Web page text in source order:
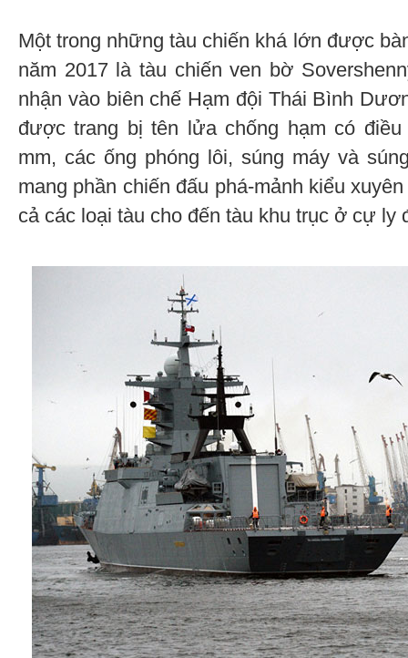
Một trong những tàu chiến khá lớn được
năm 2017 là tàu chiến ven bờ
nhận vào biên chế Hạm đội Thái Bình
được trang bị tên lửa chống hạm có
mm, các ống phóng lôi, súng máy và
mang phần chiến đấu phá-mảnh kiểu
cả các loại tàu cho đến tàu khu trục ở cự ly